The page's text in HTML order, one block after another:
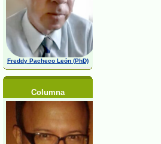
Freddy Pacheco León (PhD)
Columna